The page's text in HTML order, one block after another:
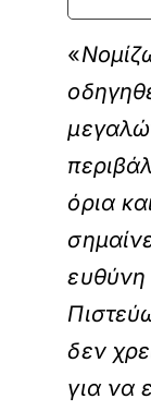
«
όρια
δεν
για να